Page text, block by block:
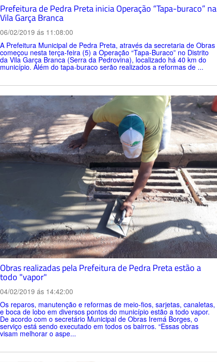
Prefeitura de Pedra Preta inicia Operação “Tapa-buraco” na
Vila Garça Branca
06/02/2019 ás 11:08:00
A Prefeitura Municipal de Pedra Preta, através da secretaria de Obras
começou nesta terça-feira (5) a Operação “Tapa-Buraco” no Distrito
da Vila Garça Branca (Serra da Pedrovina), localizado há 40 km do
município. Além do tapa-buraco serão realizados a reformas de ...
Obras realizadas pela Prefeitura de Pedra Preta estão a
todo "vapor"
04/02/2019 ás 14:42:00
Os reparos, manutenção e reformas de meio-fios, sarjetas, canaletas,
e boca de lobo em diversos pontos do município estão a todo vapor.
De acordo com o secretário Municipal de Obras Iremá Borges, o
serviço está sendo executado em todos os bairros. “Essas obras
visam melhorar o aspe...